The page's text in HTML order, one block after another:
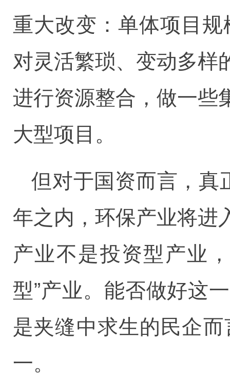
重大改变：单体项目
对灵活繁琐、变动多样
进行资源整合，做一些
大型项目。
但对于国资而言，真
年之内，环保产业将进
产业不是投资型产业
型”产业。能否做好这
是夹缝中求生的民企
一。